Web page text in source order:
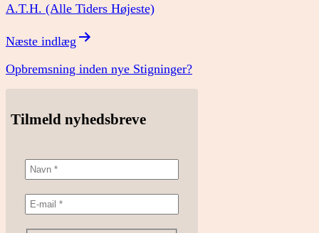
A.T.H. (Alle Tiders Højeste)
Næste indlæg
Opbremsning inden nye Stigninger?
Tilmeld nyhedsbreve